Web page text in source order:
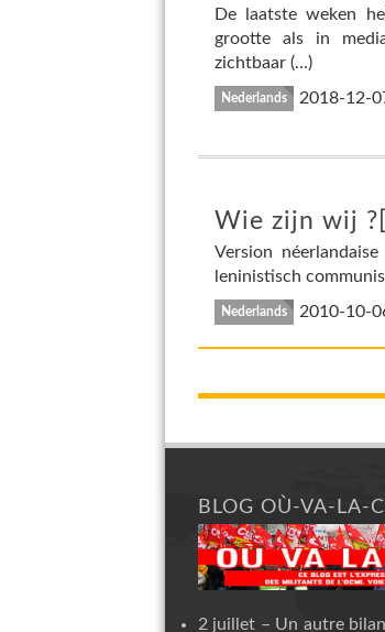
De laatste weken
grootte als in
zichtbaar (…)
Nederlands 2018-12-
Wie zijn wij
Version
leninistisch
Nederlands 2010-10-
BLOG OÙ-VA-LA-
2 juillet – Un autre